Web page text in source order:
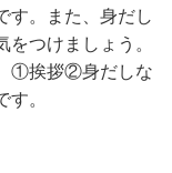
す。また、身だし
つけましょう。
①挨拶②身だしな
。